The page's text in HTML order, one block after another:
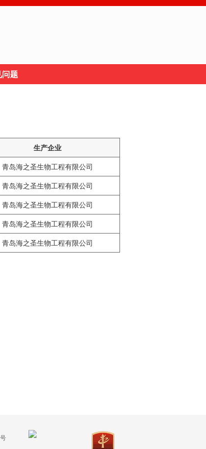
题
生产企业
青岛海之圣生物工程有限公司
青岛海之圣生物工程有限公司
青岛海之圣生物工程有限公司
青岛海之圣生物工程有限公司
青岛海之圣生物工程有限公司